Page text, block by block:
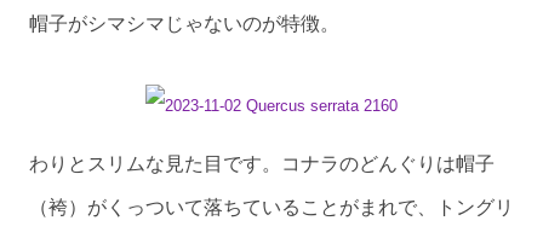
帽子がシマシマじゃないのが特徴。
わりとスリムな見た目です。コナラのどんぐりは帽子
（袴）がくっついて落ちていることがまれで、トングリ